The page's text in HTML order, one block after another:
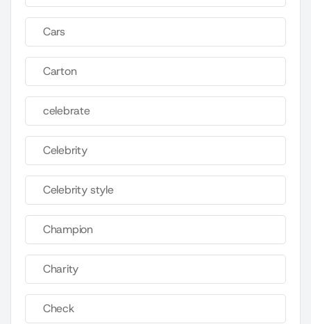
Cars
Carton
celebrate
Celebrity
Celebrity style
Champion
Charity
Check